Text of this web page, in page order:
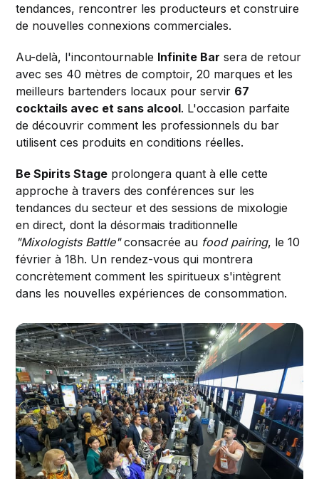
tendances, rencontrer les producteurs et construire
de nouvelles connexions commerciales.
Au-delà, l'incontournable Infinite Bar sera de retour
avec ses 40 mètres de comptoir, 20 marques et les
meilleurs bartenders locaux pour servir 67
cocktails avec et sans alcool. L'occasion parfaite
de découvrir comment les professionnels du bar
utilisent ces produits en conditions réelles.
Be Spirits Stage prolongera quant à elle cette
approche à travers des conférences sur les
tendances du secteur et des sessions de mixologie
en direct, dont la désormais traditionnelle
"Mixologists Battle"consacrée au food pairing, le 10
février à 18h. Un rendez-vous qui montrera
concrètement comment les spiritueux s'intègrent
dans les nouvelles expériences de consommation.